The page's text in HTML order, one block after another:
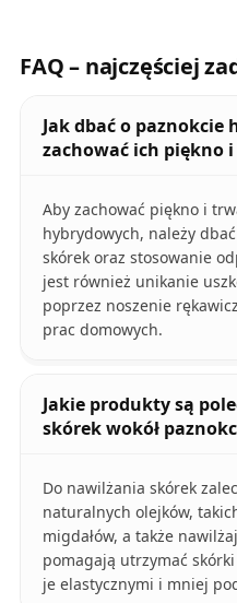
FAQ – najczęściej
Jak dbać o paznokcie
zachować ich piękno i
Aby zachować piękno i
hybrydowych, należy
skórek oraz stosowanie
jest również unikanie
poprzez noszenie
prac domowych.
Jakie produkty są
skórek wokół
Do nawilżania skórek
naturalnych olejków,
migdałów, a także
pomagają utrzymać
je elastycznymi i mniej